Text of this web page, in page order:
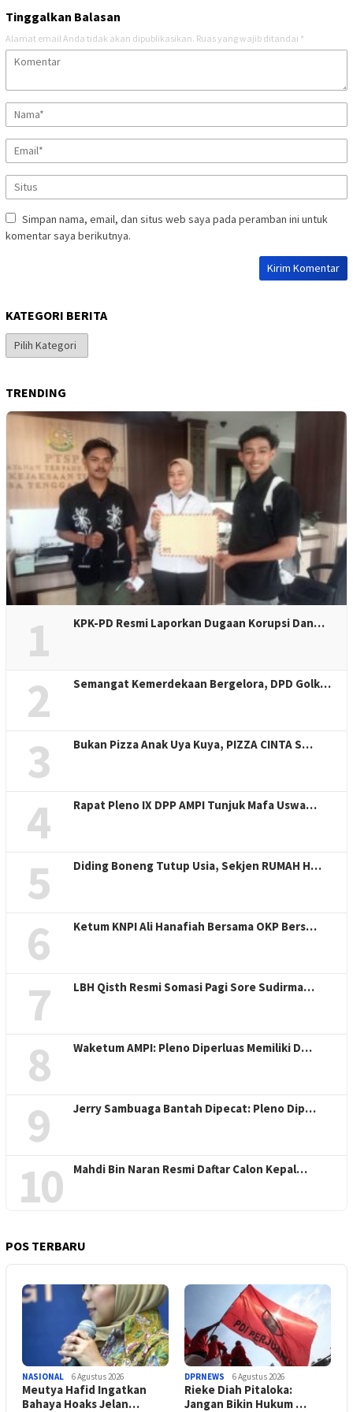
Tinggalkan Balasan
Alamat email Anda tidak akan dipublikasikan. Ruas yang wajib ditandai *
Simpan nama, email, dan situs web saya pada peramban ini untuk
komentar saya berikutnya.
KATEGORI BERITA
Kategori
Berita
TRENDING
1 KPK-PD Resmi Laporkan Dugaan Korupsi Dan…
2 Semangat Kemerdekaan Bergelora, DPD Golk…
3 Bukan Pizza Anak Uya Kuya, PIZZA CINTA S…
4 Rapat Pleno IX DPP AMPI Tunjuk Mafa Uswa…
5 Diding Boneng Tutup Usia, Sekjen RUMAH H…
6 Ketum KNPI Ali Hanafiah Bersama OKP Bers…
7 LBH Qisth Resmi Somasi Pagi Sore Sudirma…
8 Waketum AMPI: Pleno Diperluas Memiliki D…
9 Jerry Sambuaga Bantah Dipecat: Pleno Dip…
10 Mahdi Bin Naran Resmi Daftar Calon Kepal…
POS TERBARU
NASIONAL 6 Agustus 2026
Meutya Hafid Ingatkan
Bahaya Hoaks Jelan…
DPRNEWS 6 Agustus 2026
Rieke Diah Pitaloka:
Jangan Bikin Hukum …